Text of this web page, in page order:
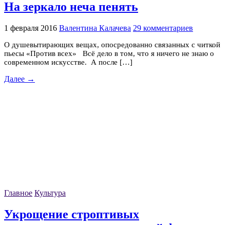
На зеркало неча пенять
1 февраля 2016 Валентина Калачева 29 комментариев
О душевытирающих вещах, опосредованно связанных с читкой
пьесы «Против всех» Всё дело в том, что я ничего не знаю о
современном искусстве. А после […]
Далее →
Главное Культура
Укрощение строптивых